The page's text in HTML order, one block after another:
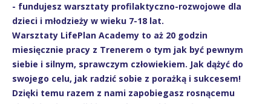
- fundujesz warsztaty profilaktyczno-rozwojowe dla
dzieci i młodzieży w wieku 7-18 lat.
Warsztaty LifePlan Academy to aż 20 godzin
miesięcznie pracy z Trenerem o tym jak być pewnym
siebie i silnym, sprawczym człowiekiem. Jak dążyć do
swojego celu, jak radzić sobie z porażką i sukcesem!
Dzięki temu razem z nami zapobiegasz rosnącemu